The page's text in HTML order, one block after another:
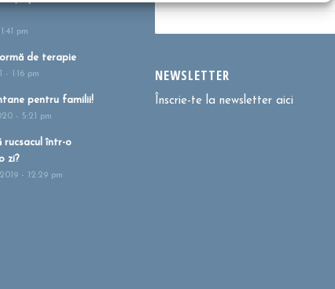
pm
de terapie
1:16 pm
pentru familii!
- 5:21 pm
rucsacul într-o
zi?
- 12:29 pm
NEWSLETTER
Înscrie-te la newsletter aici